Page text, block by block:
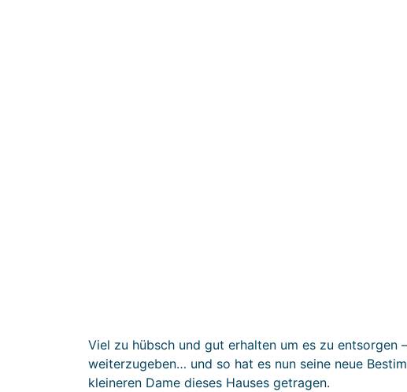
Viel zu hübsch und gut erhalten um es zu entsorgen
weiterzugeben… und so hat es nun seine neue
kleineren Dame dieses Hauses getragen.